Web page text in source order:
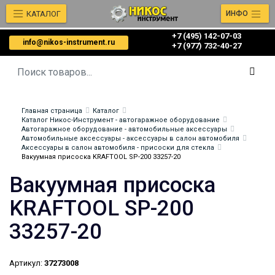
info@nikos-instrument.ru
+7 (495) 142-07-03
‎‎+7 (977) 732-40-27
КАТАЛОГ ИНФО
Главная страница
Каталог
Каталог Никос-Инструмент - автогаражное оборудование
Автогаражное оборудование - автомобильные аксессуары
Автомобильные аксессуары - аксессуары в салон автомобиля
Аксессуары в салон автомобиля - присоски для стекла
Вакуумная присоска KRAFTOOL SP-200 33257-20
Вакуумная присоска
KRAFTOOL SP-200
33257-20
Артикул: 37273008